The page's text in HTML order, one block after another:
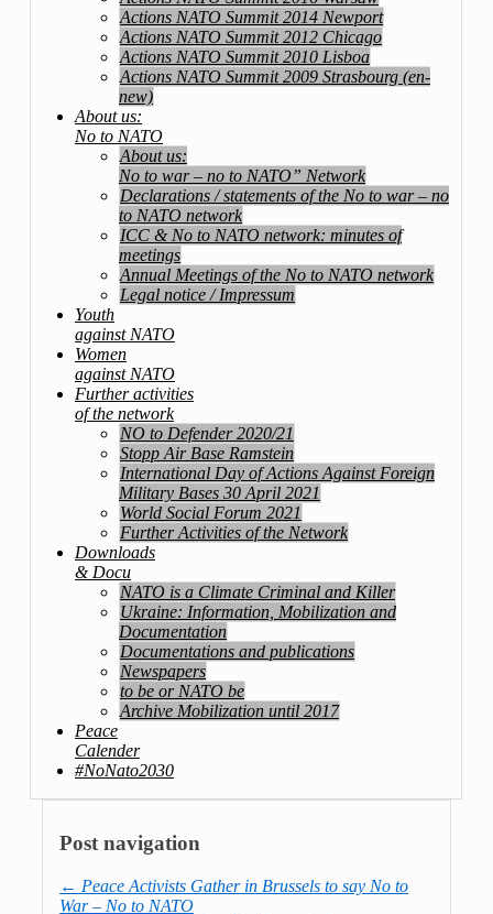
Actions NATO Summit 2014 Newport
Actions NATO Summit 2012 Chicago
Actions NATO Summit 2010 Lisboa
Actions NATO Summit 2009 Strasbourg (en-
new)
About us:
No to NATO
About us:
No to war – no to NATO” Network
Declarations / statements of the No to war – no
to NATO network
ICC & No to NATO network: minutes of
meetings
Annual Meetings of the No to NATO network
Legal notice / Impressum
Youth
against NATO
Women
against NATO
Further activities
of the network
NO to Defender 2020/21
Stopp Air Base Ramstein
International Day of Actions Against Foreign
Military Bases 30 April 2021
World Social Forum 2021
Further Activities of the Network
Downloads
& Docu
NATO is a Climate Criminal and Killer
Ukraine: Information, Mobilization and
Documentation
Documentations and publications
Newspapers
to be or NATO be
Archive Mobilization until 2017
Peace
Calender
#NoNato2030
Post navigation
← Peace Activists Gather in Brussels to say No to
War – No to NATO